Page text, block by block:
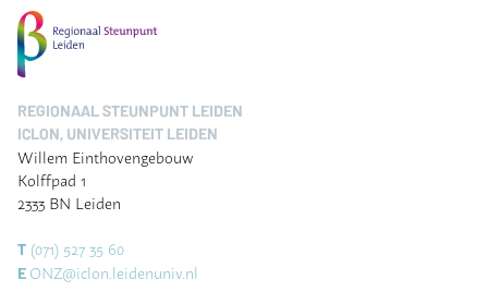
REGIONAAL STEUNPUNT LEIDEN
ICLON, UNIVERSITEIT LEIDEN
Willem Einthovengebouw
Kolffpad 1
2333 BN Leiden
T (071) 527 35 60
E ONZ@iclon.leidenuniv.nl